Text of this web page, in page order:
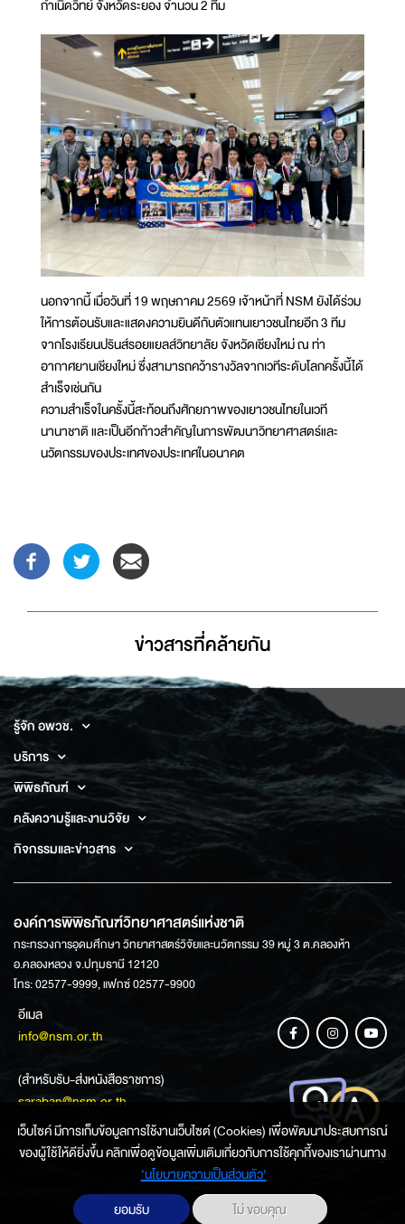
กำเนิดวิทย์ จังหวัดระยอง จำนวน 2 ทีม
นอกจากนี้ เมื่อวันที่ 19 พฤษภาคม 2569 เจ้าหน้าที่ NSM ยังได้ร่วม
ให้การต้อนรับและแสดงความยินดีกับตัวแทนเยาวชนไทยอีก 3 ทีม
จากโรงเรียนปรินส์รอยแยลส์วิทยาลัย จังหวัดเชียงใหม่ ณ ท่า
อากาศยานเชียงใหม่ ซึ่งสามารถคว้ารางวัลจากเวทีระดับโลกครั้งนี้ได้
สำเร็จเช่นกัน
ความสำเร็จในครั้งนี้สะท้อนถึงศักยภาพของเยาวชนไทยในเวที
นานาชาติ และเป็นอีกก้าวสำคัญในการพัฒนาวิทยาศาสตร์และ
นวัตกรรมของประเทศของประเทศในอนาคต
ข่าวสารที่่คล้ายกัน
รู้จัก อพวช.
บริการ
พิพิธภัณฑ์
คลังความรู้และงานวิจัย
กิจกรรมและข่าวสาร
องค์การพิพิธภัณฑ์วิทยาศาสตร์แห่งชาติ
กระทรวงการอุดมศึกษา วิทยาศาสตร์วิจัยและนวัตกรรม 39 หมู่ 3 ต.คลองห้า
อ.คลองหลวง จ.ปทุมธานี 12120
โทร: 02577-9999, แฟกซ์ 02577-9900
อีเมล
info@nsm.or.th
(สำหรับรับ-ส่งหนังสือราชการ)
saraban@nsm.or.th
ช่องทางการสอบถามข้อมูล
เว็บไซค์ มีการเก็บข้อมูลการใช้งานเว็บไซต์ (Cookies) เพื่อพัฒนาประสบการณ์
ของผู้ใช้ให้ดียิ่งขึ้น คลิกเพื่อดูข้อมูลเพิ่มเติมเกี่ยวกับการใช้คุกกี้ของเราผ่านทาง
‘นโยบายความเป็นส่วนตัว'
ยอมรับ
ไม่ ขอบคุณ